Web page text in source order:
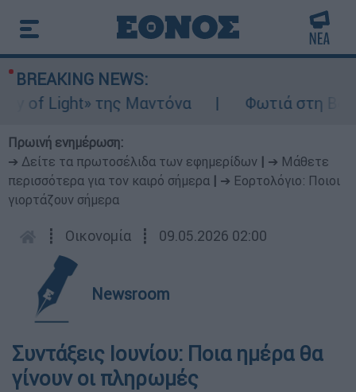
BREAKING NEWS:
Light» της Μαντόνα
Φωτιά στη
Πρωινή ενημέρωση:
➔ Δείτε τα πρωτοσέλιδα των εφημερίδων
➔ Μάθετε
περισσότερα για τον καιρό σήμερα
➔ Εορτολόγιο: Ποιοι
γιορτάζουν σήμερα
┋ Οικονομία ┋ 09.05.2026 02:00
Newsroom
Συντάξεις Ιουνίου: Ποια ημέρα θα
γίνουν οι πληρωμές